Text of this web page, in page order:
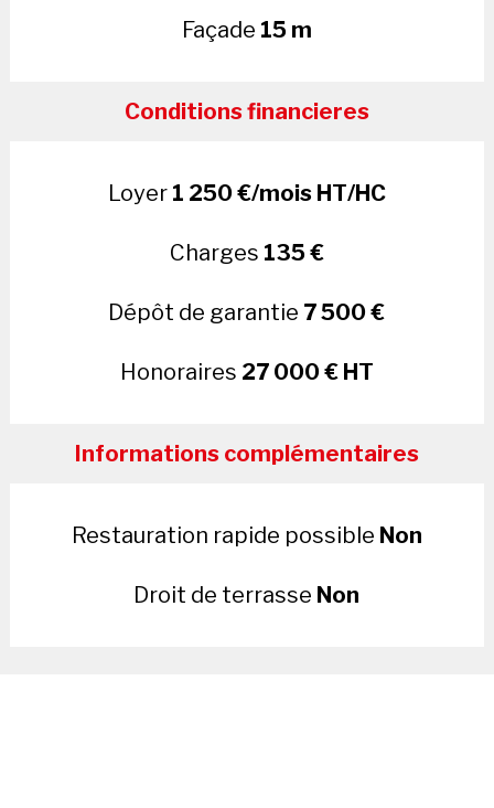
Façade 15 m
Conditions financieres
Loyer 1 250 €/mois HT/HC
Charges 135 €
Dépôt de garantie 7 500 €
Honoraires 27 000 € HT
Informations complémentaires
Restauration rapide possible Non
Droit de terrasse Non